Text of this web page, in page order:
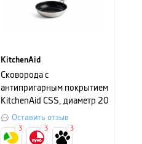
KitchenAid
Сковорода с
антипригарным покрытием
KitchenAid CSS, диаметр 20
см, серебристый с черным
Оставить отзыв
3 3 3